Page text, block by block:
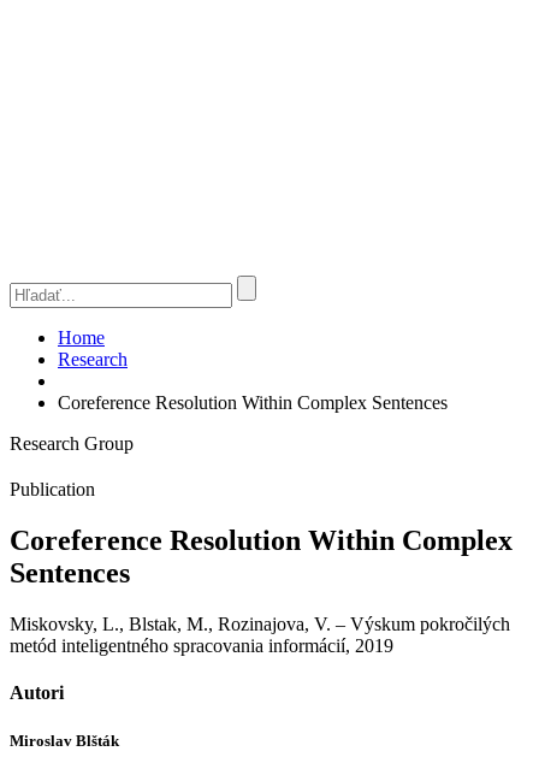
Home
Research
Coreference Resolution Within Complex Sentences
Research Group
Publication
Coreference Resolution Within Complex
Sentences
Miskovsky, L., Blstak, M., Rozinajova, V. – Výskum pokročilých
metód inteligentného spracovania informácií, 2019
Autori
Miroslav Blšták